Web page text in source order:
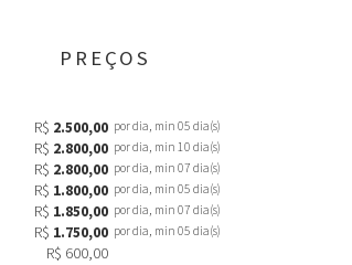
PREÇOS
R$ 2.500,00 por dia, min 05 dia(s)
R$ 2.800,00 por dia, min 10 dia(s)
R$ 2.800,00 por dia, min 07 dia(s)
R$ 1.800,00 por dia, min 05 dia(s)
R$ 1.850,00 por dia, min 07 dia(s)
R$ 1.750,00 por dia, min 05 dia(s)
R$ 600,00